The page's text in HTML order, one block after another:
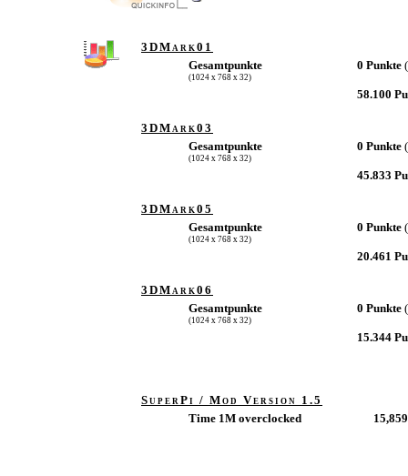
3DMark01
Gesamtpunkte
(1024 x 768 x 32)
0 Punkte
58.100
3DMark03
Gesamtpunkte
(1024 x 768 x 32)
0 Punkte
45.833
3DMark05
Gesamtpunkte
(1024 x 768 x 32)
0 Punkte
20.461
3DMark06
Gesamtpunkte
(1024 x 768 x 32)
0 Punkte
15.344
SuperPi / Mod Version 1.5
Time 1M overclocked